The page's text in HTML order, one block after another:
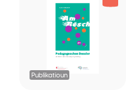
Publikatioun